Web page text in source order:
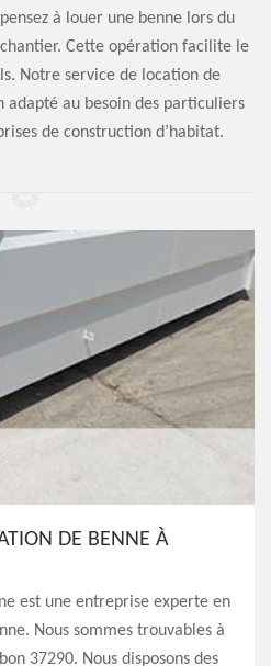
à louer une benne lors du
Cette opération facilite le
Notre service de location de
adapté au besoin des particuliers
de construction d’habitat.
DE BENNE À
est une entreprise experte en
Nous sommes trouvables à
37290. Nous disposons des